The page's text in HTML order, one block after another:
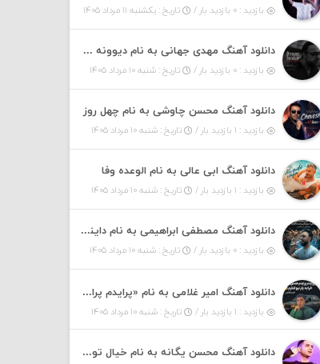
بازدید : ۰ بازدید بار / تاریخ : یکشنبه ۱۱ مرداد ۱۴۰۵
دانلود آهنگ مهدی جهانی به نام دیوونه بودم
بازدید : ۰ بازدید بار / تاریخ : شنبه ۱۰ مرداد ۱۴۰۵
دانلود آهنگ محسن چاوشی به نام چهل روز
بازدید : ۱ بازدید بار / تاریخ : شنبه ۱۰ مرداد ۱۴۰۵
دانلود آهنگ ابی عالی به نام الوعده وفا
بازدید : ۱ بازدید بار / تاریخ : شنبه ۱۰ مرداد ۱۴۰۵
دانلود آهنگ مصطفی ابراهیمی به نام داینی داینی جونم قربون پنج تیر پرونم
بازدید : ۰ بازدید بار / تاریخ : شنبه ۱۰ مرداد ۱۴۰۵
دانلود آهنگ امیر غلامی به نام «پرایدم پرایدم همش خرابه یار نیو کنارم دیگه پولی نداروم (ریمیکس اینستاگرام)»
بازدید : ۱ بازدید بار / تاریخ : شنبه ۱۰ مرداد ۱۴۰۵
دانلود آهنگ محسن یگانه به نام خیال تو (با خیال تو هنوزم مثل هر روز و همیشه ریمیکس)